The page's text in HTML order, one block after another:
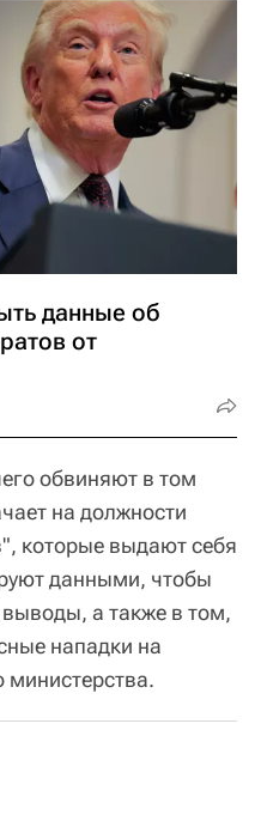
данные об
от
обвиняют в том
на должности
которые выдают себя
данными, чтобы
а также в том,
нападки на
министерства.